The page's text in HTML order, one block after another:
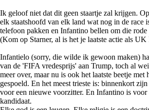
Ik geloof niet dat dit geen staartje zal krijgen.
elk staatshoofd van elk land wat nog in de race
telefoon pakken en Infantino bellen om die rode
(Kom op Starner, al is het je laatste actie als
Infantielo (sorry, die wilde ik gewoon maken)
van de 'FIFA vredesprijs' aan Trump, toch al
meer over, maar nu is ook het laatste beetje met
gespoeld. En het meest trieste is: binnenkort
voor een nieuwe voorzitter. En Infantino is voor
kandidaat.